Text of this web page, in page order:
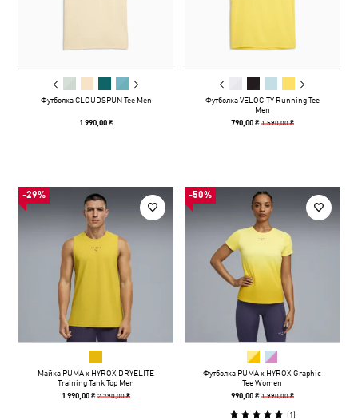
Футболка CLOUDSPUN Tee Men
1 990,00 ₴
Футболка VELOCITY Running Tee
Men
790,00 ₴ 1 590,00 ₴
-29%
Майка PUMA x HYROX DRYELITE
Training Tank Top Men
1 990,00 ₴2 790,00 ₴
-50%
Футболка PUMA x HYROX Graphic
Tee Women
990,00 ₴ 1 990,00 ₴
(1)